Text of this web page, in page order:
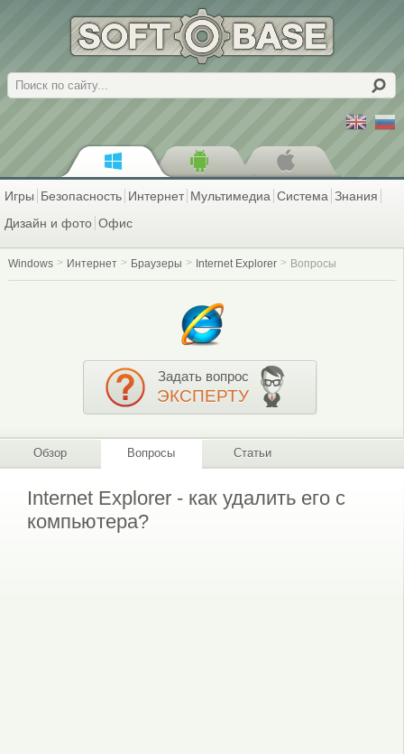
Поиск
Игры Безопасность Интернет Мультимедиа Система Знания
Дизайн и фото Офис
Windows Интернет Браузеры Internet Explorer Вопросы
Задать вопрос
ЭКСПЕРТУ
Обзор Вопросы Статьи
Internet Explorer - как удалить его с
компьютера?